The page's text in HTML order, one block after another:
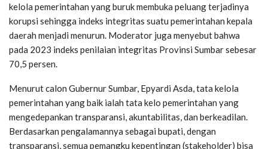
kelola pemerintahan yang buruk membuka peluang terjadinya
korupsi sehingga indeks integritas suatu pemerintahan kepala
daerah menjadi menurun. Moderator juga menyebut bahwa
pada 2023 indeks penilaian integritas Provinsi Sumbar sebesar
70,5 persen.
Menurut calon Gubernur Sumbar, Epyardi Asda, tata kelola
pemerintahan yang baik ialah tata kelo pemerintahan yang
mengedepankan transparansi, akuntabilitas, dan berkeadilan.
Berdasarkan pengalamannya sebagai bupati, dengan
transparansi, semua pemangku kepentingan (stakeholder) bisa